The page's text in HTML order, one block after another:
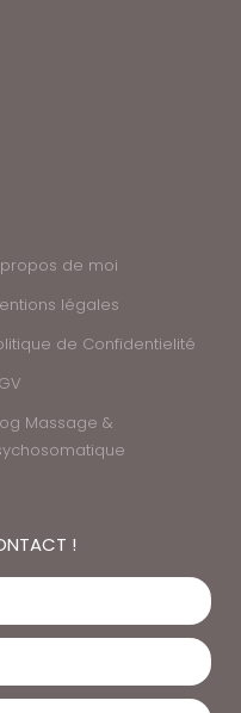
de moi
légales
de Confidentielité
Massage &
!